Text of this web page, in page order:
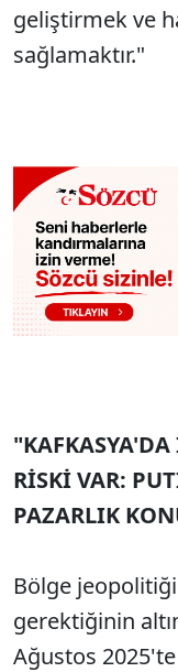
geliştirmek ve
sağlamaktır."
RİSKİ VAR:
PAZARLIK
Bölge
gerektiğinin
Ağustos